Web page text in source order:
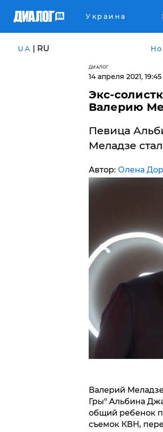
Украина
UA | RU
ДИАЛОГ
14 апреля 2021, 19:45
Экс-
Валерию
Певица
Меладзе
Автор: Олена
Валерий
Гры" Альбина
общий ребенок
съемок КВН,